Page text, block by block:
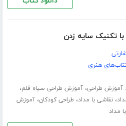
تکنیک سایه زدن
هنری
آموزش طراحی،آموزش طراحی سیاه قلم،
،نقاشی با مداد، طراحی کودکان،آموزش
مداد